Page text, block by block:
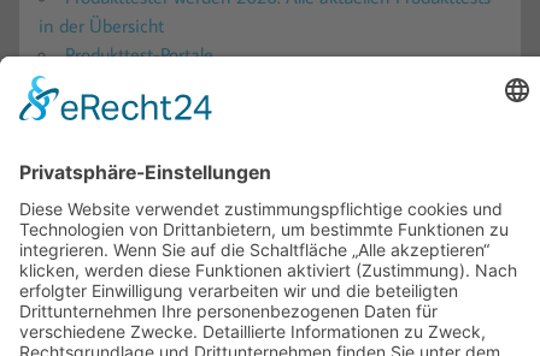
in der Übersicht
Produkttest-Portale
Blogs – Produkttests, Reisen und mehr!
Teilnahmebedingungen
Für Firmen
Kooperationen
Impressum
Datenschutz